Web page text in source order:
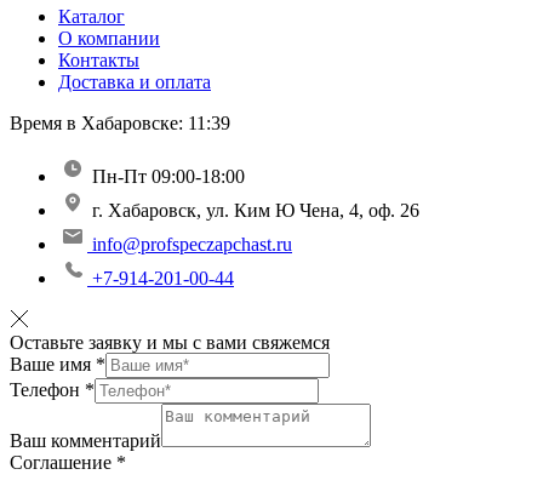
Каталог
О компании
Контакты
Доставка и оплата
Время в Хабаровске: 11:39
Пн-Пт 09:00-18:00
г. Хабаровск, ул. Ким Ю Чена, 4, оф. 26
info@profspeczapchast.ru
+7-914-201-00-44
Оставьте заявку и мы с вами свяжемся
Ваше имя *
Телефон *
Ваш комментарий
Соглашение *